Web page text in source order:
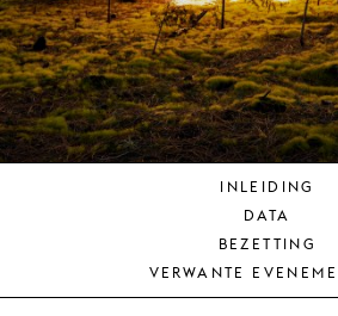
DE
MUNT
INLEIDING
DATA
BEZETTING
VERWANTE